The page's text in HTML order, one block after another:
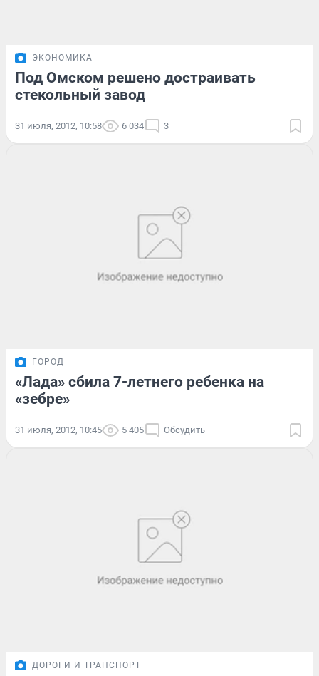
ЭКОНОМИКА
Под Омском решено достраивать
стекольный завод
31 июля, 2012, 10:58 6 034 3
ГОРОД
«Лада» сбила 7-летнего ребенка на
«зебре»
31 июля, 2012, 10:45 5 405 Обсудить
ДОРОГИ И ТРАНСПОРТ